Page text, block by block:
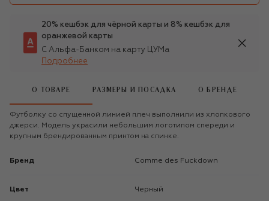
20% кешбэк для чёрной карты и 8% кешбэк для
оранжевой карты
С Альфа-Банком на карту ЦУМа
Подробнее
О ТОВАРЕ РАЗМЕРЫ И ПОСАДКА О БРЕНДЕ
Футболку со спущенной линией плеч выполнили из хлопкового
джерси. Модель украсили небольшим логотипом спереди и
крупным брендированным принтом на спинке.
Бренд Comme des Fuckdown
Цвет Черный